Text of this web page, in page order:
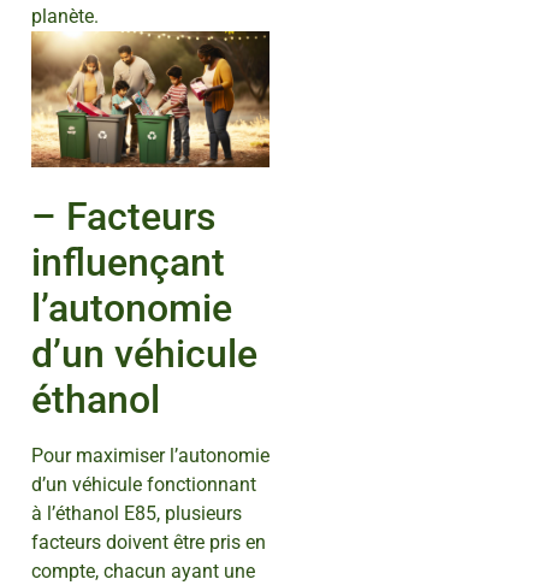
planète.
– Facteurs
influençant
l’autonomie
d’un véhicule
éthanol
Pour maximiser l’autonomie
d’un véhicule fonctionnant
à l’éthanol E85, plusieurs
facteurs doivent être pris en
compte, chacun ayant une